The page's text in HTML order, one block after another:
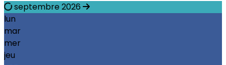
septembre 2026
lun
mar
mer
jeu